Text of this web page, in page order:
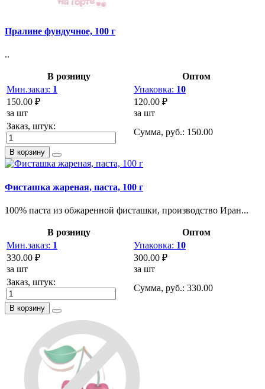
Пралине фундучное, 100 г
..
В розницу
Оптом
Мин.заказ: 1
150.00 ₽
за шт
Упаковка: 10
120.00 ₽
за шт
Заказ, штук:
Сумма, руб.: 150.00
В корзину
Фисташка жареная, паста, 100 г
100% паста из обжаренной фисташки, производство Иран...
В розницу
Оптом
Мин.заказ: 1
330.00 ₽
за шт
Упаковка: 10
300.00 ₽
за шт
Заказ, штук:
Сумма, руб.: 330.00
В корзину